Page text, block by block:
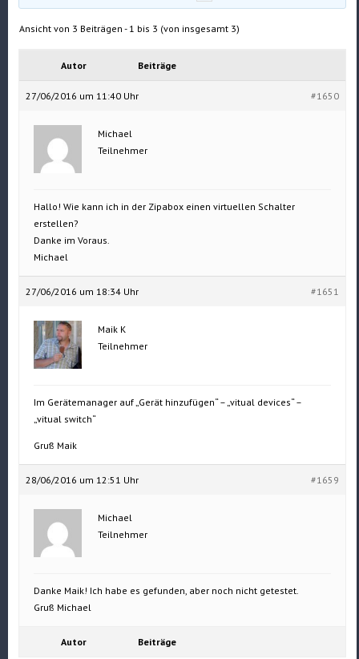
Ansicht von 3 Beiträgen - 1 bis 3 (von insgesamt 3)
Autor Beiträge
27/06/2016 um 11:40 Uhr #1650
Michael
Teilnehmer
Hallo! Wie kann ich in der Zipabox einen virtuellen Schalter
erstellen?
Danke im Voraus.
Michael
27/06/2016 um 18:34 Uhr #1651
Maik K
Teilnehmer
Im Gerätemanager auf „Gerät hinzufügen“ – „vitual devices“ –
„vitual switch“
Gruß Maik
28/06/2016 um 12:51 Uhr #1659
Michael
Teilnehmer
Danke Maik! Ich habe es gefunden, aber noch nicht getestet.
Gruß Michael
Autor Beiträge